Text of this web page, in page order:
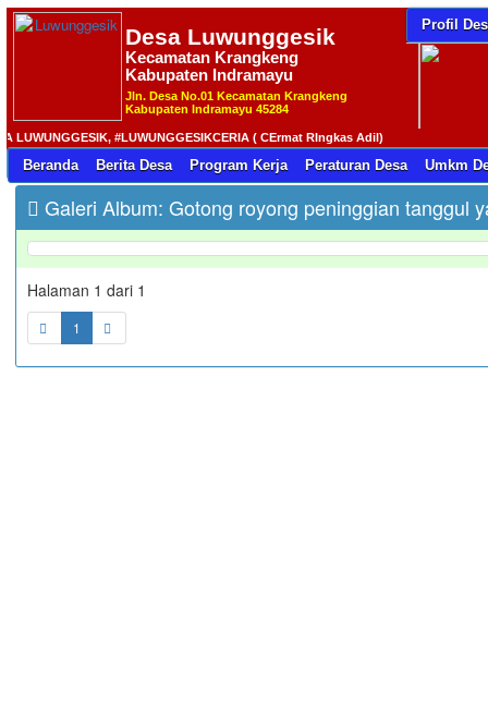
Profil
Desa Luwunggesik
Kecamatan Krangkeng
Kabupaten Indramayu
Jln. Desa No.01 Kecamatan Krangkeng
Kabupaten Indramayu 45284
#LUWUNGGESIKCERIA ( CErmat RIngkas Adil)
Beranda Berita Desa Program Kerja Peraturan Desa Umkm
Galeri Album: Gotong royong peninggian tanggul
Halaman 1 dari 1
1